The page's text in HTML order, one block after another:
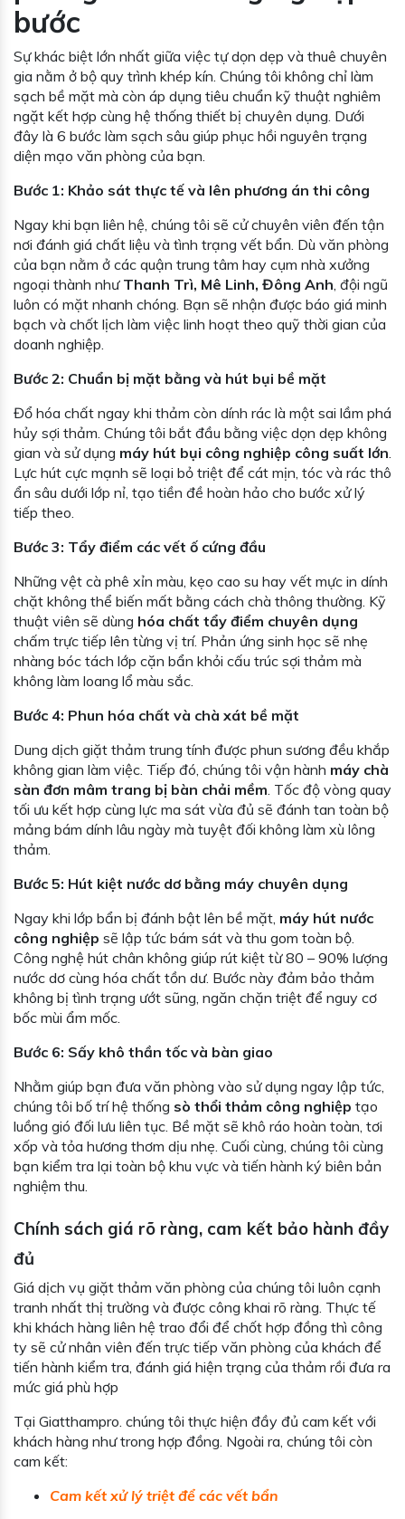
bước
Sự khác biệt lớn nhất giữa việc tự dọn dẹp và thuê chuyên
gia nằm ở bộ quy trình khép kín. Chúng tôi không chỉ làm
sạch bề mặt mà còn áp dụng tiêu chuẩn kỹ thuật nghiêm
ngặt kết hợp cùng hệ thống thiết bị chuyên dụng. Dưới
đây là 6 bước làm sạch sâu giúp phục hồi nguyên trạng
diện mạo văn phòng của bạn.
Bước 1: Khảo sát thực tế và lên phương án thi công
Ngay khi bạn liên hệ, chúng tôi sẽ cử chuyên viên đến tận
nơi đánh giá chất liệu và tình trạng vết bẩn. Dù văn phòng
của bạn nằm ở các quận trung tâm hay cụm nhà xưởng
ngoại thành như Thanh Trì, Mê Linh, Đông Anh , đội ngũ
luôn có mặt nhanh chóng. Bạn sẽ nhận được báo giá minh
bạch và chốt lịch làm việc linh hoạt theo quỹ thời gian của
doanh nghiệp.
Bước 2: Chuẩn bị mặt bằng và hút bụi bề mặt
Đổ hóa chất ngay khi thảm còn dính rác là một sai lầm phá
hủy sợi thảm. Chúng tôi bắt đầu bằng việc dọn dẹp không
gian và sử dụng máy hút bụi công nghiệp công suất lớn
Lực hút cực mạnh sẽ loại bỏ triệt để cát mịn, tóc và rác thô
ẩn sâu dưới lớp nỉ, tạo tiền đề hoàn hảo cho bước xử lý
tiếp theo.
Bước 3: Tẩy điểm các vết ố cứng đầu
Những vệt cà phê xỉn màu, kẹo cao su hay vết mực in dính
chặt không thể biến mất bằng cách chà thông thường. Kỹ
thuật viên sẽ dùng hóa chất tẩy điểm chuyên dụng
chấm trực tiếp lên từng vị trí. Phản ứng sinh học sẽ nhẹ
nhàng bóc tách lớp cặn bẩn khỏi cấu trúc sợi thảm mà
không làm loang lổ màu sắc.
Bước 4: Phun hóa chất và chà xát bề mặt
Dung dịch giặt thảm trung tính được phun sương đều khắp
không gian làm việc. Tiếp đó, chúng tôi vận hành máy chà
sàn đơn mâm trang bị bàn chải mềm . Tốc độ vòng quay
tối ưu kết hợp cùng lực ma sát vừa đủ sẽ đánh tan toàn bộ
mảng bám dính lâu ngày mà tuyệt đối không làm xù lông
thảm.
Bước 5: Hút kiệt nước dơ bằng máy chuyên dụng
Ngay khi lớp bẩn bị đánh bật lên bề mặt, máy hút nước
công nghiệp sẽ lập tức bám sát và thu gom toàn bộ.
Công nghệ hút chân không giúp rút kiệt từ 80 – 90% lượng
nước dơ cùng hóa chất tồn dư. Bước này đảm bảo thảm
không bị tình trạng ướt sũng, ngăn chặn triệt để nguy cơ
bốc mùi ẩm mốc.
Bước 6: Sấy khô thần tốc và bàn giao
Nhằm giúp bạn đưa văn phòng vào sử dụng ngay lập tức,
chúng tôi bố trí hệ thống sò thổi thảm công nghiệp tạo
luồng gió đối lưu liên tục. Bề mặt sẽ khô ráo hoàn toàn, tơi
xốp và tỏa hương thơm dịu nhẹ. Cuối cùng, chúng tôi cùng
bạn kiểm tra lại toàn bộ khu vực và tiến hành ký biên bản
nghiệm thu.
Chính sách giá rõ ràng, cam kết bảo hành đầy
đủ
Giá dịch vụ giặt thảm văn phòng của chúng tôi luôn cạnh
tranh nhất thị trường và được công khai rõ ràng. Thực tế
khi khách hàng liên hệ trao đổi để chốt hợp đồng thì công
ty sẽ cử nhân viên đến trực tiếp văn phòng của khách để
tiến hành kiểm tra, đánh giá hiện trạng của thảm rồi đưa ra
mức giá phù hợp
Tại Giatthampro. chúng tôi thực hiện đầy đủ cam kết với
khách hàng như trong hợp đồng. Ngoài ra, chúng tôi còn
cam kết:
Cam kết xử lý triệt để các vết bẩn